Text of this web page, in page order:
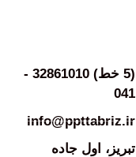
(5 خط) 32861010 -
041
info@ppttabriz.ir
تبريز، اول جاده